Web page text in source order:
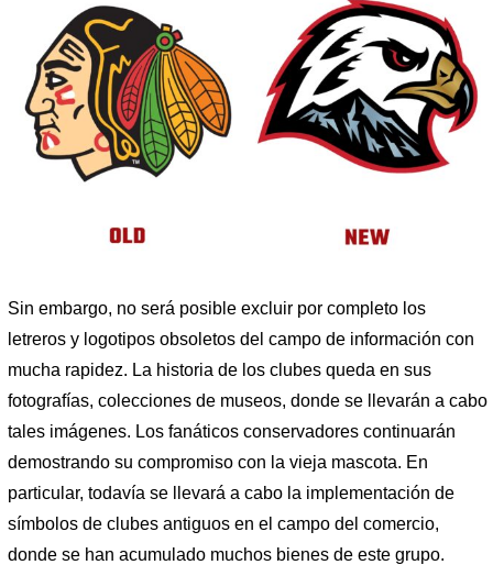
Sin embargo, no será posible excluir por completo los
letreros y logotipos obsoletos del campo de información con
mucha rapidez. La historia de los clubes queda en sus
fotografías, colecciones de museos, donde se llevarán a cabo
tales imágenes. Los fanáticos conservadores continuarán
demostrando su compromiso con la vieja mascota. En
particular, todavía se llevará a cabo la implementación de
símbolos de clubes antiguos en el campo del comercio,
donde se han acumulado muchos bienes de este grupo.